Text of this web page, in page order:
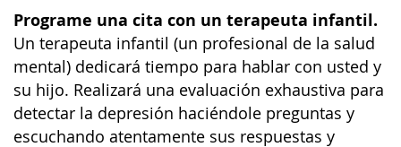
Programe una cita con un terapeuta infantil.
Un terapeuta infantil (un profesional de la salud
mental) dedicará tiempo para hablar con usted y
su hijo. Realizará una evaluación exhaustiva para
detectar la depresión haciéndole preguntas y
escuchando atentamente sus respuestas y